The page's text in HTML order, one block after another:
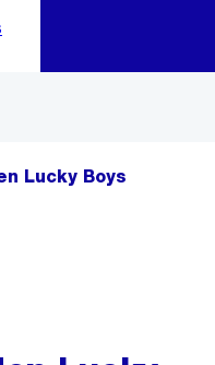
Lucky Boys